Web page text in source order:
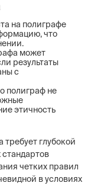
на полиграфе
что
может
результаты
с
полиграф не
этичность
глубокой
четких правил
в условиях